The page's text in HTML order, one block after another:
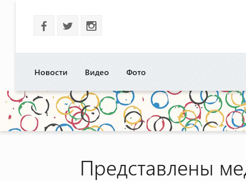
b a x
Новости Видео Фото
Представлены